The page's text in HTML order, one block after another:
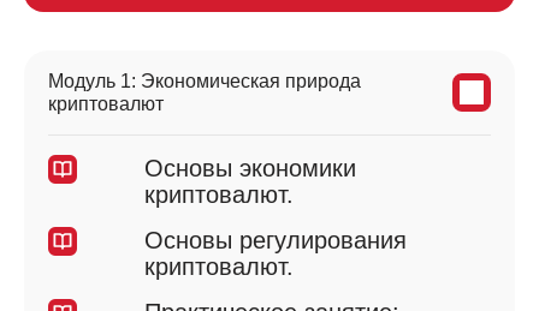
Модуль 1: Экономическая природа
криптовалют
Основы экономики
криптовалют.
Основы регулирования
криптовалют.